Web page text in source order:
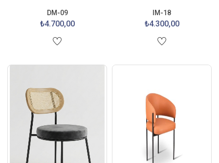
DM-09
₺4.700,00
IM-18
₺4.300,00